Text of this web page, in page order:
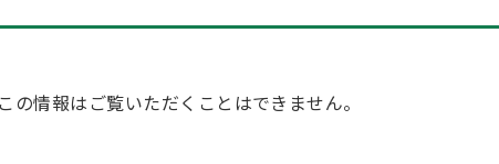
の情報はご覧いただくことはできません。